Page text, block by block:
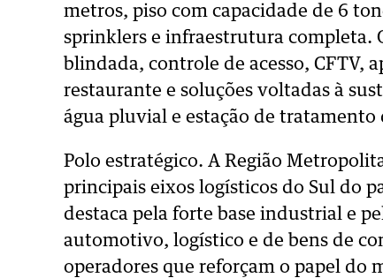
metros, piso com capacidade de 6
sprinklers e infraestrutura completa.
blindada, controle de acesso, CFTV,
restaurante e soluções voltadas à
água pluvial e estação de tratamento
Polo estratégico. A Região
principais eixos logísticos do Sul do
destaca pela forte base industrial e
automotivo, logístico e de bens de
operadores que reforçam o papel do